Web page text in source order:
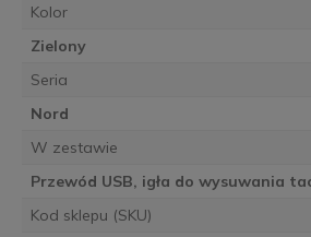
Kolor
Zielony
Seria
Nord
W zestawie
Przewód USB, igła do wysuwania
Kod sklepu (SKU)